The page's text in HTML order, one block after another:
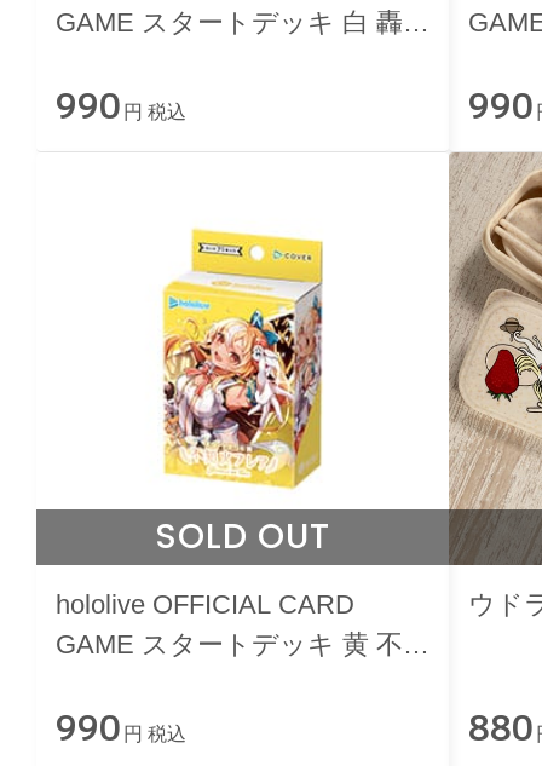
GAME スタートデッキ 白 轟
990 円 税込 990
SOLD OUT
hololive OFFICIAL CARD
GAME スタートデッキ 黄 不知
990 円 税込
ウド
880